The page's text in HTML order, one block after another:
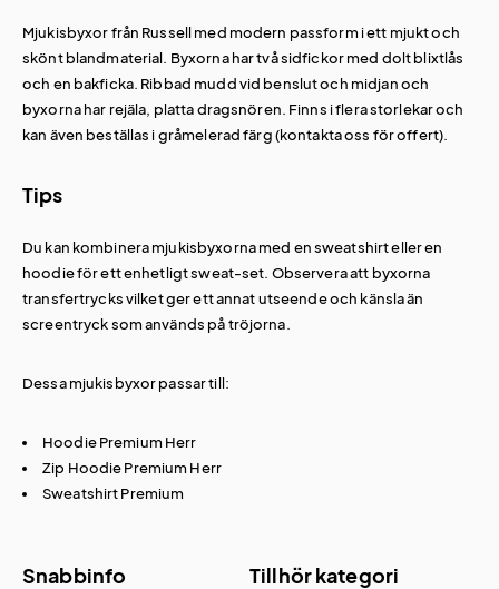
Mjukisbyxor från Russell med modern passform i ett mjukt och
skönt blandmaterial. Byxorna har två sidfickor med dolt blixtlås
och en bakficka. Ribbad mudd vid benslut och midjan och
byxorna har rejäla, platta dragsnören. Finns i flera storlekar och
kan även beställas i gråmelerad färg (kontakta oss för offert).
Tips
Du kan kombinera mjukisbyxorna med en sweatshirt eller en
hoodie för ett enhetligt sweat-set. Observera att byxorna
transfertrycks vilket ger ett annat utseende och känsla än
screentryck som används på tröjorna.
Dessa mjukisbyxor passar till:
Hoodie Premium Herr
Zip Hoodie Premium Herr
Sweatshirt Premium
Snabbinfo Tillhör kategori